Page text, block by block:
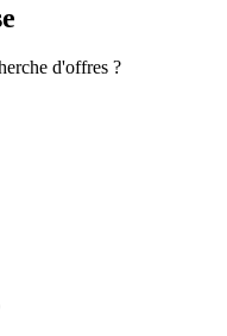
d'offres ?